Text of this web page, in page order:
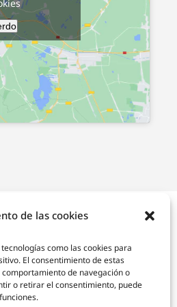
de las cookies
como las cookies para
El consentimiento de estas
de navegación o
o retirar el consentimiento, puede